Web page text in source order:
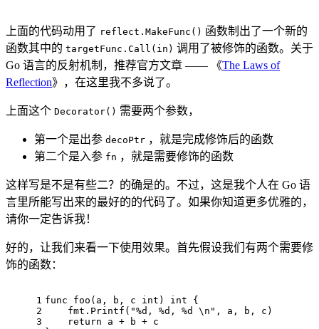
上面的代码动用了 reflect.MakeFunc() 函数制出了一个新的
函数其中的 targetFunc.Call(in) 调用了被修饰的函数。关于
Go 语言的反射机制，推荐官方文章 —— 《The Laws of
Reflection》，在这里我不多说了。
上面这个 Decorator() 需要两个参数，
第一个是出参 decoPtr ，就是完成修饰后的函数
第二个是入参 fn ，就是需要修饰的函数
这样写是不是有些二？的确是的。不过，这是我个人在 Go 语
言里所能写出来的最好的的代码了。如果你知道更多优雅的，
请你一定告诉我！
好的，让我们来看一下使用效果。首先假设我们有两个需要修
饰的函数：
1
2
3
func foo (a, b, c int ) int {
    fmt.Printf(
"%d, %d, %d \n" , a, b, c)
return a + b + c